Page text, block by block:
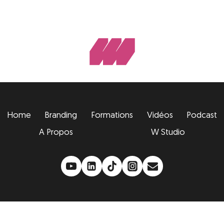
Home Branding Formations Vidéos
Podcast
A Propos
W Studio